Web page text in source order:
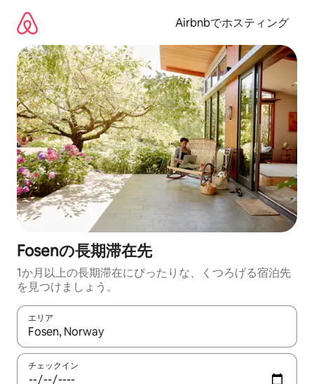
Airbnbでホスティング
Fosenの長期滞在先
1か月以上の長期滞在にぴったりな、くつろげる宿泊先
を見つけましょう。
エリア
検索結果が表示されたら、上下の矢印キーを使って移動するか
チェックイン